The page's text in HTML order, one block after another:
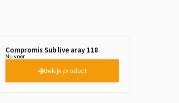
Compromis Sub live aray 118
Nu voor
Bekijk product